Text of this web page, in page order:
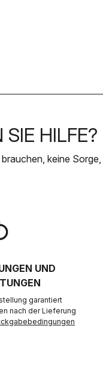
HILFE?
keine Sorge,
UND
garantiert
nach der Lieferung